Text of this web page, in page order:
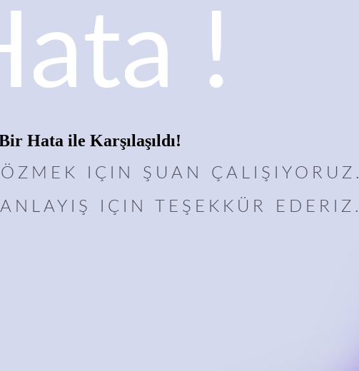
!
Hata ile Karşılaşıldı!
IÇIN ŞUAN ÇALIŞIYORUZ.
IÇIN TEŞEKKÜR EDERIZ.